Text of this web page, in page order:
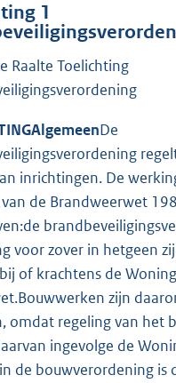
1
Raalte Toelichting
De
inrichtingen. De
de Brandweerwet
voor zover in hetgeen
of krachtens de
zijn
omdat regeling van het
ingevolge de
de bouwverordening is